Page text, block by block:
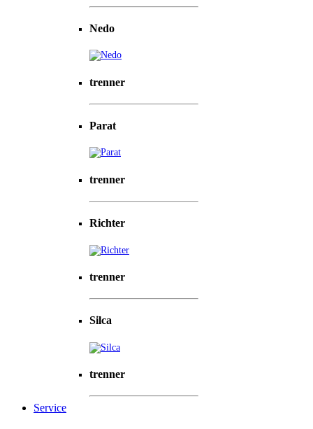
Nedo
trenner
Parat
trenner
Richter
trenner
Silca
trenner
Service